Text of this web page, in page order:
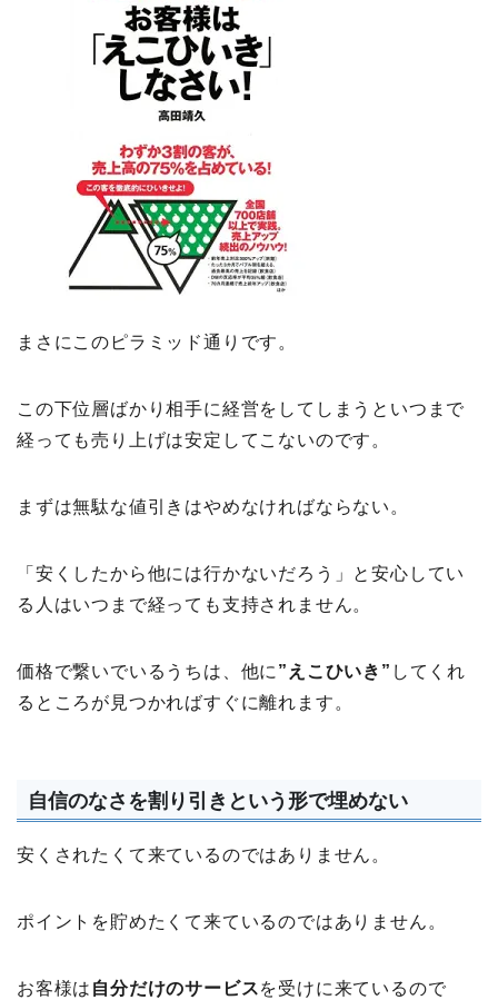
まさにこのピラミッド通りです。
この下位層ばかり相手に経営をしてしまうといつまで
経っても売り上げは安定してこないのです。
まずは無駄な値引きはやめなければならない。
「安くしたから他には行かないだろう」と安心してい
る人はいつまで経っても支持されません。
価格で繋いでいるうちは、他に ”えこひいき” してくれ
るところが見つかればすぐに離れます。
自信のなさを割り引きという形で埋めない
安くされたくて来ているのではありません。
ポイントを貯めたくて来ているのではありません。
お客様は 自分だけのサービスを受けに来ているので